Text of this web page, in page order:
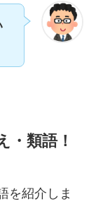
・類語！
を紹介しま